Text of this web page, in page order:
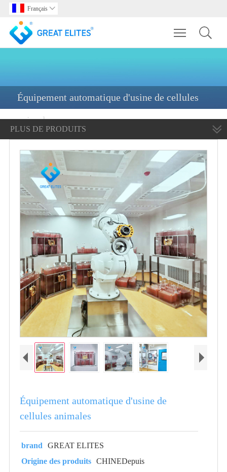
Français 
Toggle
Équipement automatique d'usine de cellules
animales
PLUS DE PRODUITS
Équipement automatique d'usine de
cellules animales
brand
GREAT ELITES
Origine des produits CHINEDepuis